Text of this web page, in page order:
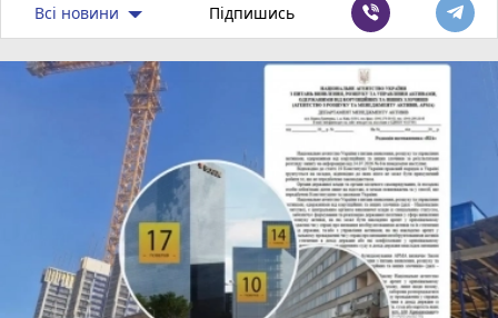
Всі новини Підпишись